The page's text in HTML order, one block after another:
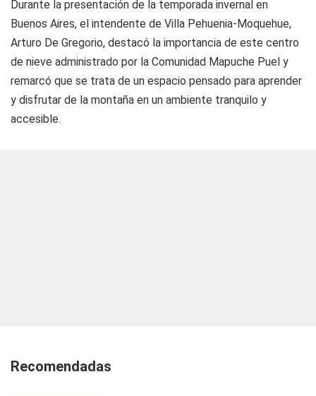
Durante la presentación de la temporada invernal en
Buenos Aires, el intendente de Villa Pehuenia-Moquehue,
Arturo De Gregorio, destacó la importancia de este centro
de nieve administrado por la Comunidad Mapuche Puel y
remarcó que se trata de un espacio pensado para aprender
y disfrutar de la montaña en un ambiente tranquilo y
accesible.
Recomendadas